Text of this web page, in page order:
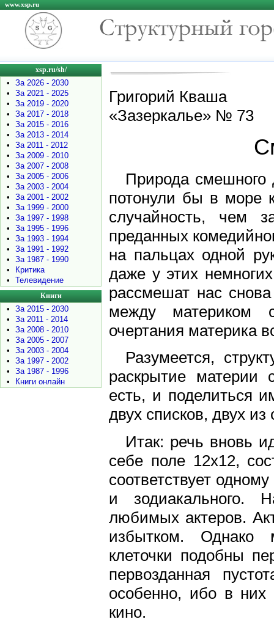
www.xsp.ru
xsp.ru/sh/
•
За 2026 - 2030
•
За 2021 - 2025
•
За 2019 - 2020
•
За 2017 - 2018
•
За 2015 - 2016
•
За 2013 - 2014
•
За 2011 - 2012
•
За 2009 - 2010
•
За 2007 - 2008
•
За 2005 - 2006
•
За 2003 - 2004
•
За 2001 - 2002
•
За 1999 - 2000
•
За 1997 - 1998
•
За 1995 - 1996
•
За 1993 - 1994
•
За 1991 - 1992
•
За 1987 - 1990
•
Критика
•
Телевидение
Книги
•
За 2015 - 2030
•
За 2011 - 2014
•
За 2008 - 2010
•
За 2005 - 2007
•
За 2003 - 2004
•
За 1997 - 2002
•
За 1987 - 1996
•
Книги онлайн
Григорий Кваша
«Зазеркалье» № 73
Природа
потонули бы в море
случайность, чем
преданных
на пальцах одной
даже у этих
рассмешат нас
между материком
очертания материка
Разумеется,
раскрытие материи
есть, и поделиться
двух списков, двух из
Итак: речь вновь
себе поле 12х12,
соответствует
и зодиакального.
любимых актеров.
избытком. Однако
клеточки подобны
первозданная
особенно, ибо в них
кино.